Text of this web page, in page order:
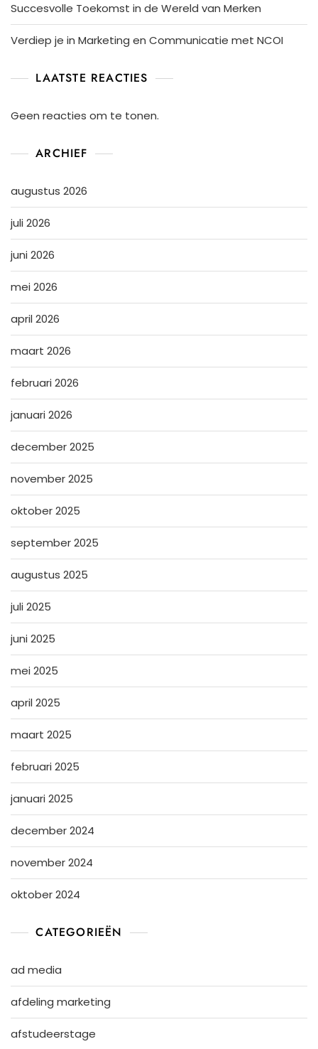
Succesvolle Toekomst in de Wereld van Merken
Verdiep je in Marketing en Communicatie met NCOI
LAATSTE REACTIES
Geen reacties om te tonen.
ARCHIEF
augustus 2026
juli 2026
juni 2026
mei 2026
april 2026
maart 2026
februari 2026
januari 2026
december 2025
november 2025
oktober 2025
september 2025
augustus 2025
juli 2025
juni 2025
mei 2025
april 2025
maart 2025
februari 2025
januari 2025
december 2024
november 2024
oktober 2024
CATEGORIEËN
ad media
afdeling marketing
afstudeerstage